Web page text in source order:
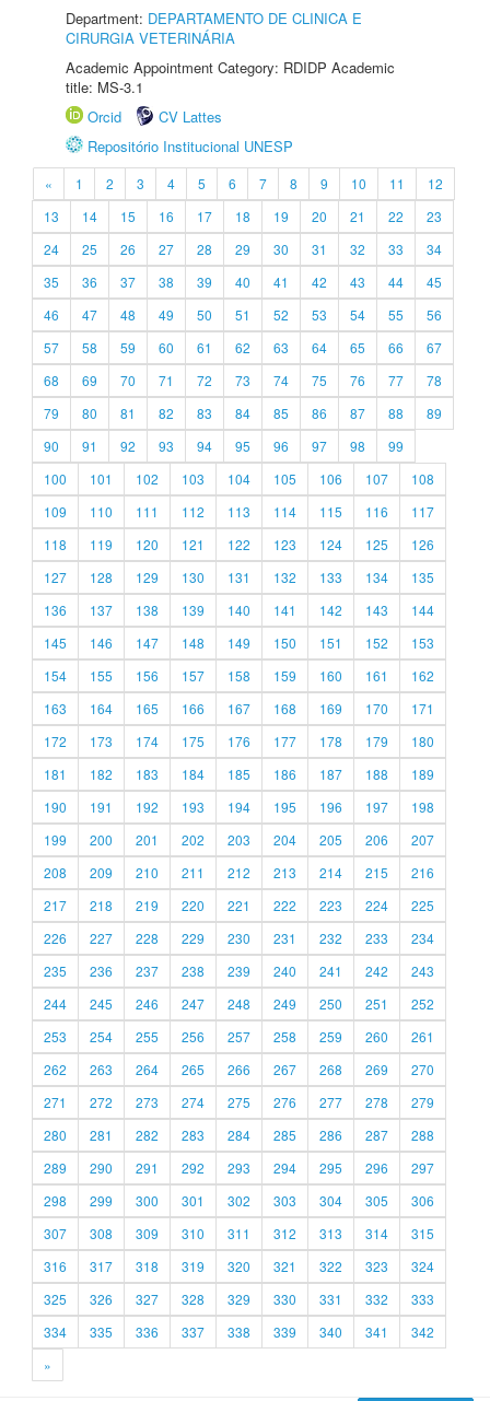
Department: DEPARTAMENTO DE CLINICA E
CIRURGIA VETERINÁRIA
Academic Appointment Category: RDIDP Academic
title: MS-3.1
Orcid
CV Lattes
Repositório Institucional UNESP
« 1 2 3 4 5 6 7 8 9 10 11
12
13
14 15 16 17 18 19 20 21 22
23
24
25 26 27 28 29 30 31 32 33
34
35
36 37 38 39 40 41 42 43 44
45
46
47 48 49 50 51 52 53 54 55
56
57
58 59 60 61 62 63 64 65 66
67
68
69 70 71 72 73 74 75 76 77
78
79
80 81 82 83 84 85 86 87 88
89
90
91 92 93 94 95 96 97 98
99
100
101 102 103 104 105 106 107
108
109
110 111 112 113 114 115 116
117
118
119 120 121 122 123 124 125
126
127
128 129 130 131 132 133 134
135
136
137 138 139 140 141 142 143
144
145
146 147 148 149 150 151 152
153
154
155 156 157 158 159 160 161
162
163
164 165 166 167 168 169 170
171
172
173 174 175 176 177 178 179
180
181
182 183 184 185 186 187 188
189
190
191 192 193 194 195 196 197
198
199
200 201 202 203 204 205 206
207
208
209 210 211 212 213 214 215
216
217
218 219 220 221 222 223 224
225
226
227 228 229 230 231 232 233
234
235
236 237 238 239 240 241 242
243
244
245 246 247 248 249 250 251
252
253
254 255 256 257 258 259 260
261
262
263 264 265 266 267 268 269
270
271
272 273 274 275 276 277 278
279
280
281 282 283 284 285 286 287
288
289
290 291 292 293 294 295 296
297
298
299 300 301 302 303 304 305
306
307
308 309 310 311 312 313 314
315
316
317 318 319 320 321 322 323
324
325
326 327 328 329 330 331 332
333
334
335 336 337 338 339 340 341
342
»